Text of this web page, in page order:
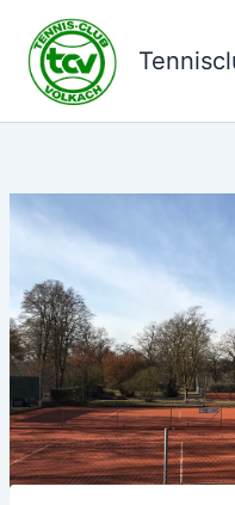
Inhalt
springen